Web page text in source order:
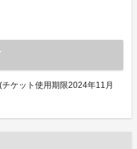
ケット使用期限2024年11月